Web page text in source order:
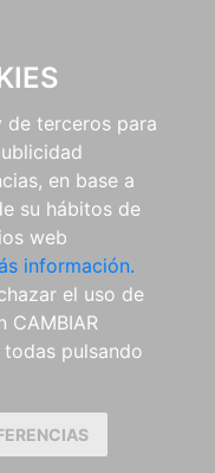
terceros para
en base a
su hábitos de
web
información.
el uso de
CAMBIAR
todas pulsando